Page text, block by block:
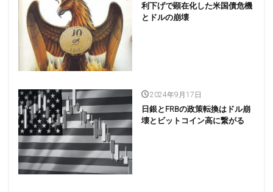
利下げで顕在化した米国債危機
とドルの崩壊
2024年9月17日
日銀とFRBの政策転換はドル崩
壊とビットコイン高に繋がる